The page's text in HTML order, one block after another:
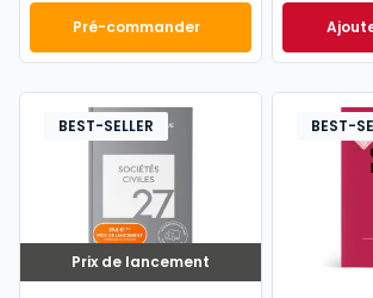
Pré-commanderMémento Sociétés
Prix de lancement
BEST-SELLER BEST-